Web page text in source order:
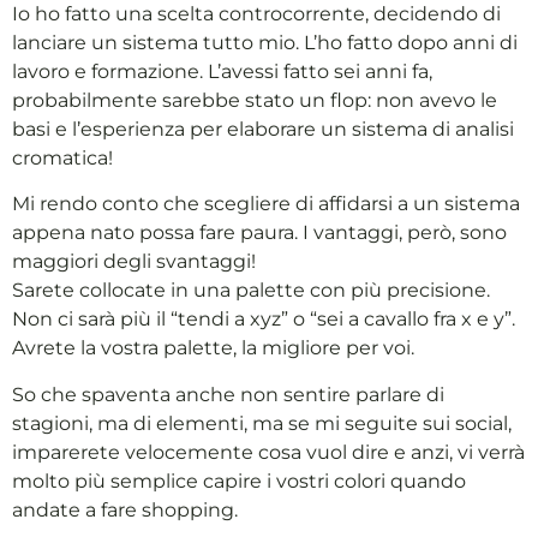
Io ho fatto una scelta controcorrente, decidendo di
lanciare un sistema tutto mio. L’ho fatto dopo anni di
lavoro e formazione. L’avessi fatto sei anni fa,
probabilmente sarebbe stato un flop: non avevo le
basi e l’esperienza per elaborare un sistema di analisi
cromatica!
Mi rendo conto che scegliere di affidarsi a un sistema
appena nato possa fare paura. I vantaggi, però, sono
maggiori degli svantaggi!
Sarete collocate in una palette con più precisione.
Non ci sarà più il “tendi a xyz” o “sei a cavallo fra x e y”.
Avrete la vostra palette, la migliore per voi.
So che spaventa anche non sentire parlare di
stagioni, ma di elementi, ma se mi seguite sui social,
imparerete velocemente cosa vuol dire e anzi, vi verrà
molto più semplice capire i vostri colori quando
andate a fare shopping.